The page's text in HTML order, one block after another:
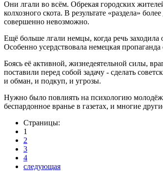
Они лгали во всём. Обрекая городских
колхозного скота. В результате «раздела»
совершенно невозможно.
Ещё больше лгали немцы, когда речь
Особенно усердствовала немецкая
Боясь её активной, жизнедеятельной силы,
поставили перед собой задачу - сделать
и обман, и подкуп, и угрозы.
Нужно было повлиять на психологию
беспардонное вранье в газетах, и многие
Страницы:
1
2
3
4
следующая